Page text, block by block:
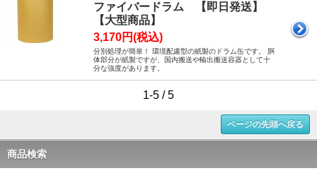
ファイバードラム 【即日発送】
【大型商品】
3,170円(税込)
分別処理が簡単！ 環境配慮型の紙製のドラム缶です。 胴
体部分が紙製ですが、国内搬送や輸出搬送容器として十
分な強度があります。
1-5 / 5
ページの先頭へ戻る
商品検索